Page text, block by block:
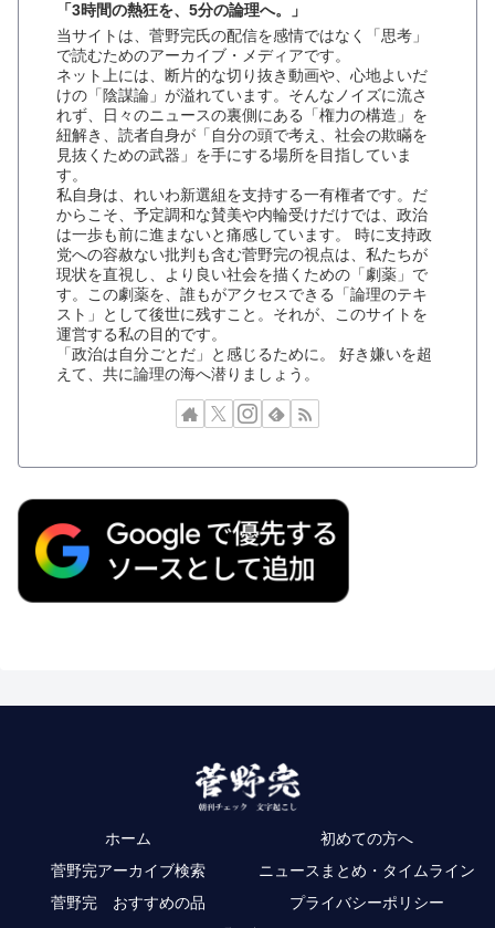
「3時間の熱狂を、5分の論理へ。」
当サイトは、菅野完氏の配信を感情ではなく「思考」
で読むためのアーカイブ・メディアです。
ネット上には、断片的な切り抜き動画や、心地よいだ
けの「陰謀論」が溢れています。そんなノイズに流さ
れず、日々のニュースの裏側にある「権力の構造」を
紐解き、読者自身が「自分の頭で考え、社会の欺瞞を
見抜くための武器」を手にする場所を目指していま
す。
私自身は、れいわ新選組を支持する一有権者です。だ
からこそ、予定調和な賛美や内輪受けだけでは、政治
は一歩も前に進まないと痛感しています。 時に支持政
党への容赦ない批判も含む菅野完の視点は、私たちが
現状を直視し、より良い社会を描くための「劇薬」で
す。この劇薬を、誰もがアクセスできる「論理のテキ
スト」として後世に残すこと。それが、このサイトを
運営する私の目的です。
「政治は自分ごとだ」と感じるために。 好き嫌いを超
えて、共に論理の海へ潜りましょう。
ホーム
初めての方へ
菅野完アーカイブ検索
ニュースまとめ・タイムライン
菅野完 おすすめの品
プライバシーポリシー